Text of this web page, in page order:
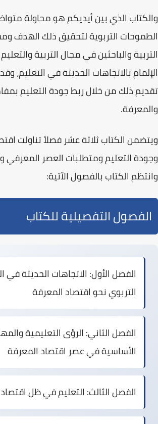
والكتاب الذي بين أيديكم هو محاولة
الطموحات التربوية لتحقيق ذلك الهدف
التربية والباحثين في مجالالتربية والتعليم
الإلمام بالاتجاهات الحديثة في التعليم،
تقديم ذلك من خلال ربطجودة التعليم
والمعرفة.
ويتضمن الكتابثلاثة عشر فصلاًتناولت
وجودة التعليم ومتطلبات العصر المعرفي
وانتظم الكتاب بالفصول الآتية:
الفصول التفصيلية للكتاب
الفصل الأول: الاتجاهات الحديثة في
التربوي نحو اقتصاد المعرفة
الفصل الثاني: الرؤى التعليمية
الأساسية في عصر اقتصاد المعرفة
الفصل الثالث: التعليم في ظل